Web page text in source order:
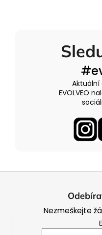
Aktuální
EVOLVEO
Nezmeškejte